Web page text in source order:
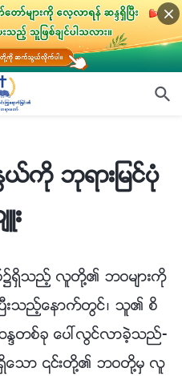
း
ယ္ကို ဘုရားျမင္ပုံ
၌ရွိသည့္ လူတို႔၏ ဘဝမ်ားကို
ၿပီးသည့္ေနာက္တြင္၊ သူ၏ စိ
ၵတစ္ခု ေပၚလြင္လာခဲ့သည္-
ေသာ ၎တို႔၏ ဘဝတို႔မွ လူ